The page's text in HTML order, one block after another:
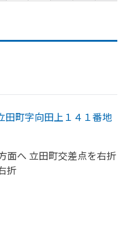
田町字向田上１４１番地
面へ 立田町交差点を右折
折